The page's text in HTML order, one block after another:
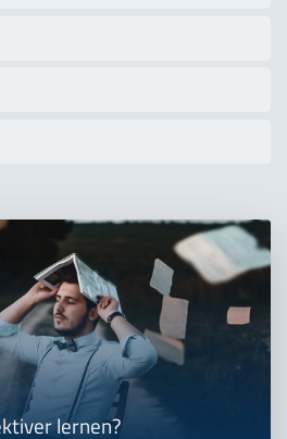
lernen?